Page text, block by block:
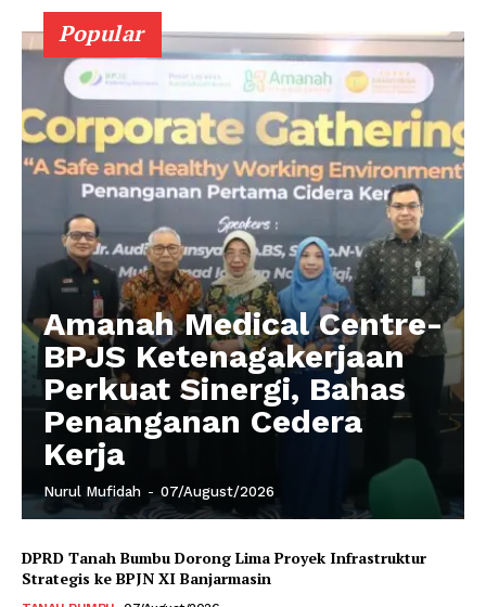
Popular
Amanah Medical Centre-
BPJS Ketenagakerjaan
Perkuat Sinergi, Bahas
Penanganan Cedera
Kerja
Nurul Mufidah - 07/August/2026
DPRD Tanah Bumbu Dorong Lima Proyek Infrastruktur
Strategis ke BPJN XI Banjarmasin